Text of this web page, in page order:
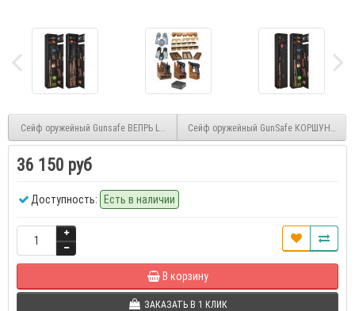
Сейф оружейный Gunsafe ВЕПРЬ LUX Сейф оружейный GunSafe КОРШУН тип
36 150 руб
Доступность: Есть в наличии
В корзину
ЗАКАЗАТЬ В 1 КЛИК